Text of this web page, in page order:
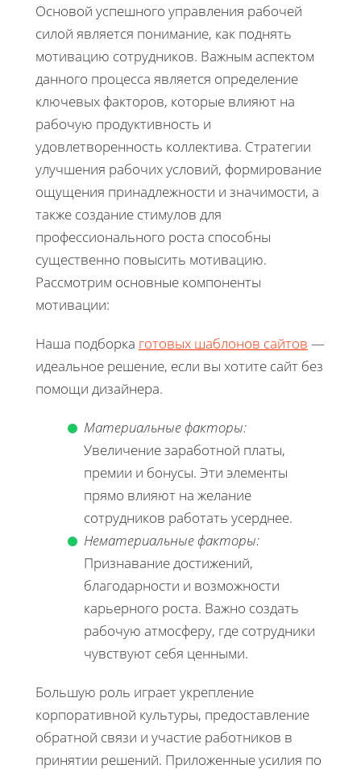
Основой успешного управления рабочей
силой является понимание, как поднять
мотивацию сотрудников. Важным аспектом
данного процесса является определение
ключевых факторов, которые влияют на
рабочую продуктивность и
удовлетворенность коллектива. Стратегии
улучшения рабочих условий, формирование
ощущения принадлежности и значимости, а
также создание стимулов для
профессионального роста способны
существенно повысить мотивацию.
Рассмотрим основные компоненты
мотивации:
Наша подборка готовых шаблонов сайтов —
идеальное решение, если вы хотите сайт без
помощи дизайнера.
Материальные факторы:
Увеличение заработной платы,
премии и бонусы. Эти элементы
прямо влияют на желание
сотрудников работать усерднее.
Нематериальные факторы:
Признавание достижений,
благодарности и возможности
карьерного роста. Важно создать
рабочую атмосферу, где сотрудники
чувствуют себя ценными.
Большую роль играет укрепление
корпоративной культуры, предоставление
обратной связи и участие работников в
принятии решений. Приложенные усилия по